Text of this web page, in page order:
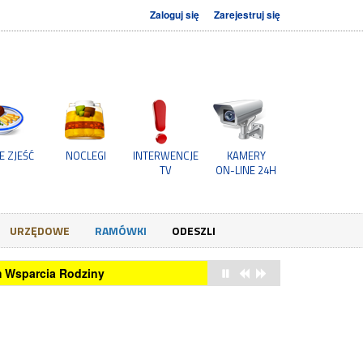
Zaloguj się Zarejestruj się
ZJEŚĆ NOCLEGI
INTERWENCJE
TV
KAMERY
ON-LINE 24H
URZĘDOWE RAMÓWKI ODESZLI
Wsparcia Rodziny